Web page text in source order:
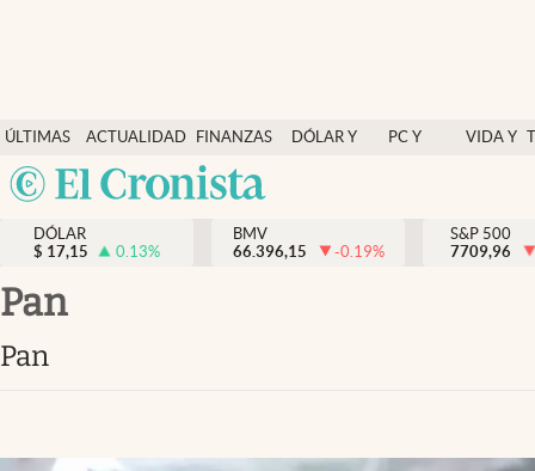
ÚLTIMAS
NOTICIAS
ACTUALIDAD
FINANZAS
Y
ECONOMÍA
DÓLAR Y
PC Y
VIDA Y
México
Actualidad
Finanzas y economía
Dólar y mercados
Opinión
Brand Strategy
Vida y estilo
DÓLAR
$ 17,15 0.13%
BMV
66.396,15
-0.19%
S&P 500
7709,96
pan
pan